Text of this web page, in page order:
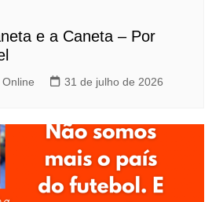
e a Caneta – Por
31 de julho de 2026